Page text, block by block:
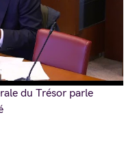
du Trésor parle